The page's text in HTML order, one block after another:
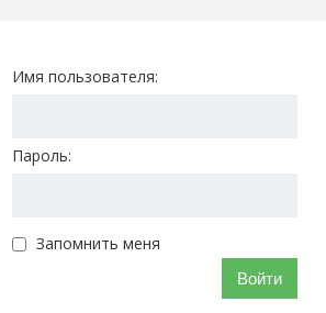
Имя пользователя:
Пароль:
Запомнить меня
Войти